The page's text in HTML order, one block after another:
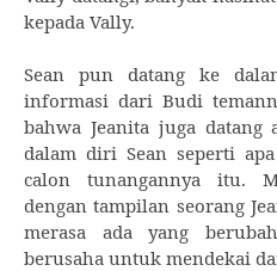
kepada Vally.
Sean pun datang ke
informasi dari Budi
bahwa Jeanita juga datang
dalam diri Sean seperti
calon tunangannya itu.
dengan tampilan seorang
merasa ada yang
berusaha untuk mendekai